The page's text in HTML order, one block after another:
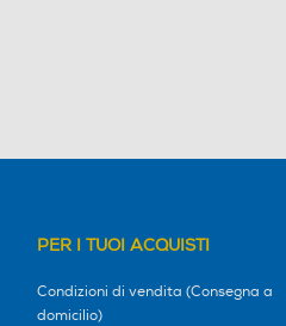
PER I TUOI ACQUISTI
Condizioni di vendita (Consegna a
domicilio)